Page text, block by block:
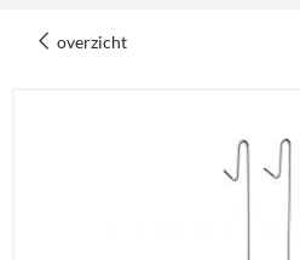
overzicht